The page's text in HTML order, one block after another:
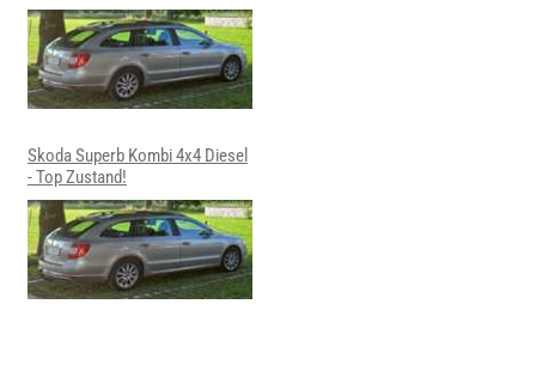
Skoda Superb Kombi 4x4 Diesel
- Top Zustand!